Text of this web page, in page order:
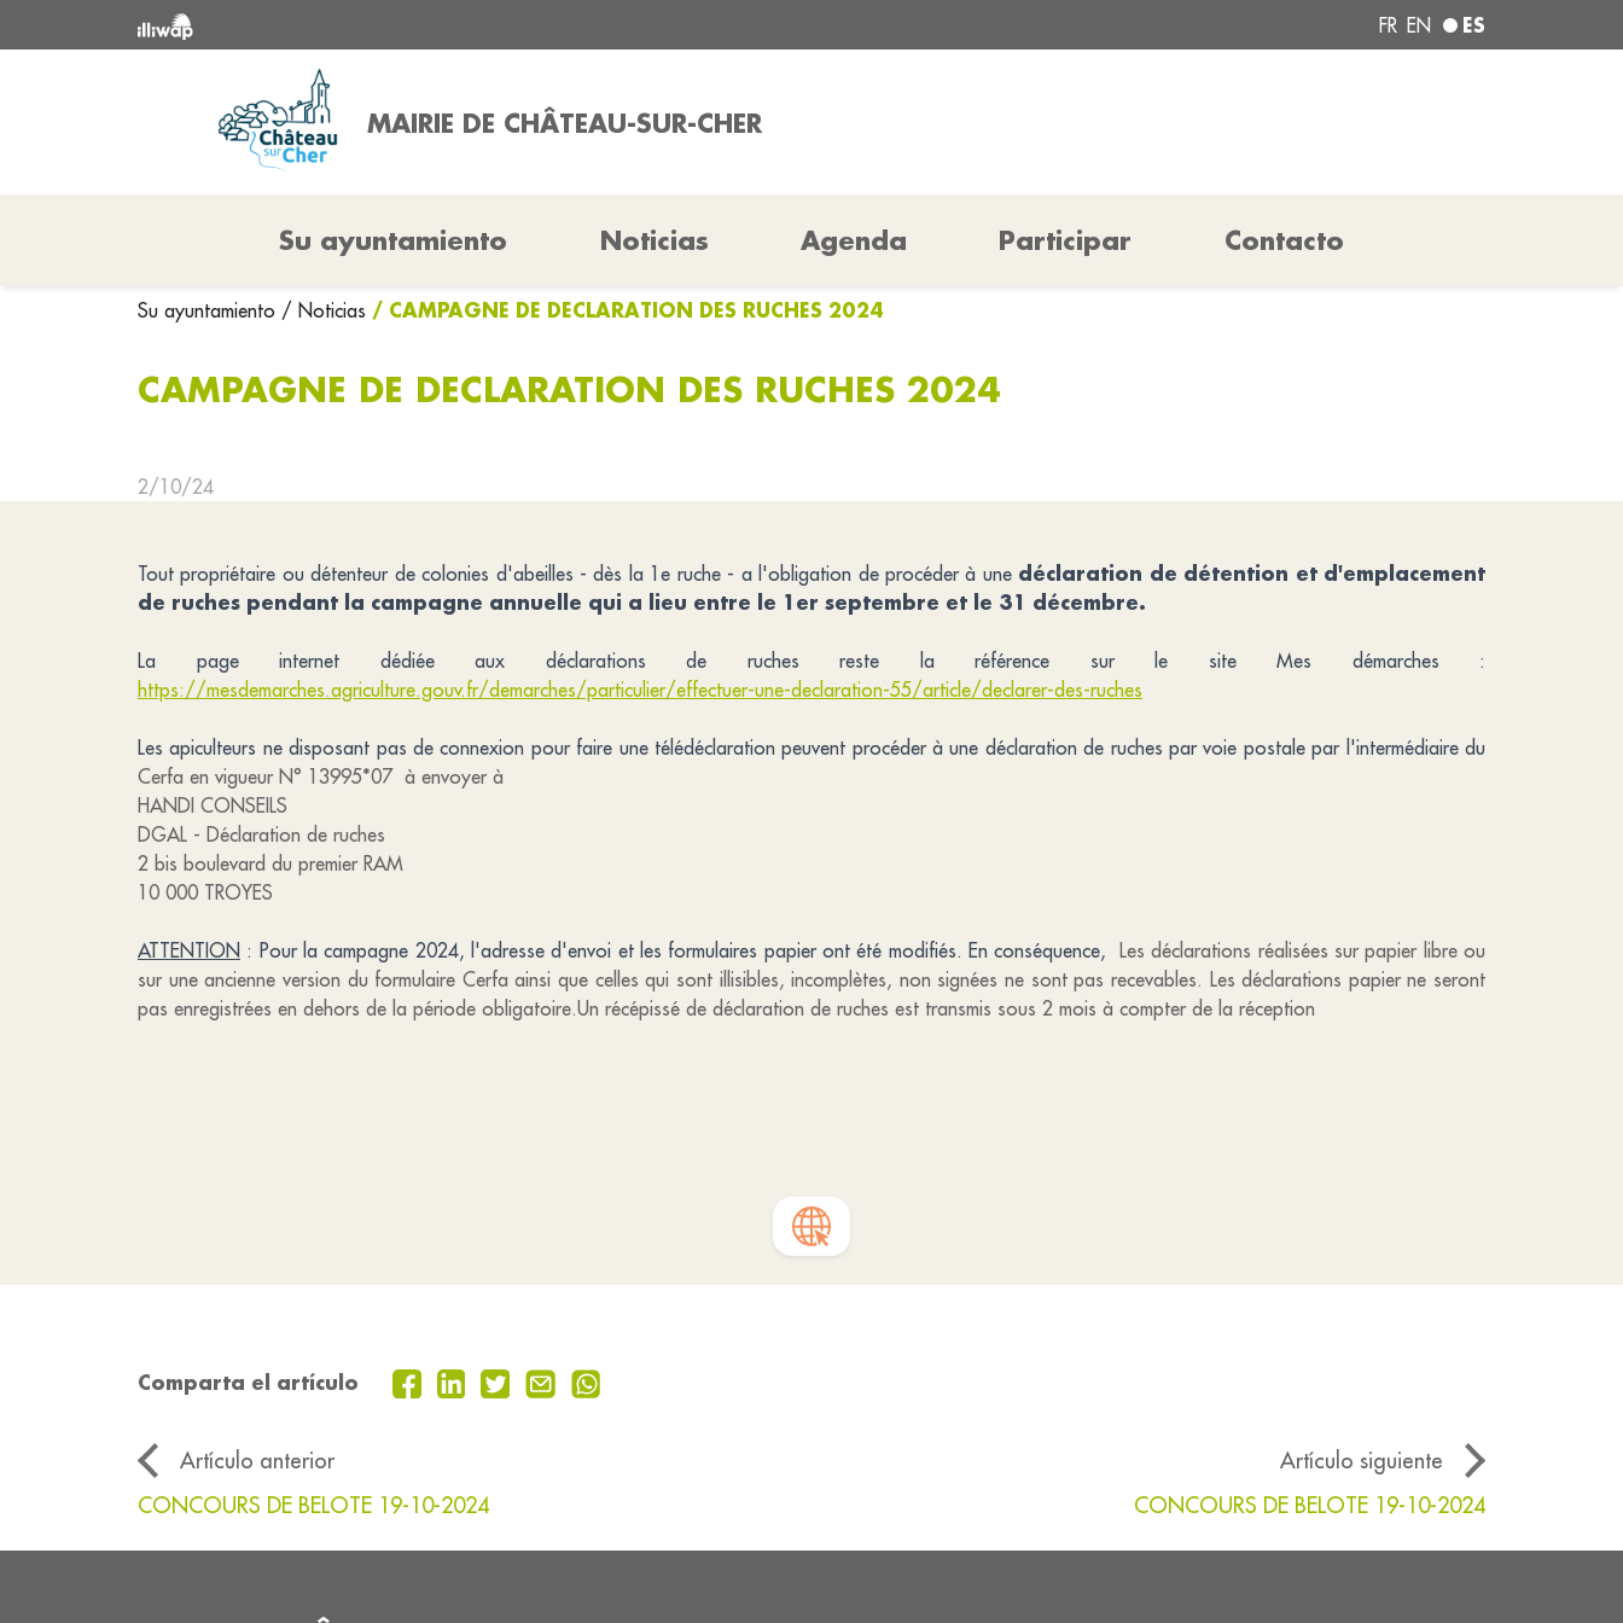
FR EN ES
MAIRIE DE CHÂTEAU-SUR-CHER
Su ayuntamiento Noticias Agenda Participar Contacto
Su ayuntamiento / Noticias / CAMPAGNE DE DECLARATION DES RUCHES 2024
CAMPAGNE DE DECLARATION DES RUCHES 2024
2/10/24
Tout propriétaire ou détenteur de colonies d'abeilles - dès la 1e ruche - a l'obligation de procéder à une déclaration de détention et d'emplacement
de ruches pendant la campagne annuelle qui a lieu entre le 1er septembre et le 31 décembre.
La page internet dédiée aux déclarations de ruches reste la référence sur le site Mes démarches :
https://mesdemarches.agriculture.gouv.fr/demarches/particulier/effectuer-une-declaration-55/article/declarer-des-ruches
Les apiculteurs ne disposant pas de connexion pour faire une télédéclaration peuvent procéder à une déclaration de ruches par voie postale par l'intermédiaire du
Cerfa en vigueur N° 13995*07 à envoyer à
HANDI CONSEILS
DGAL - Déclaration de ruches
2 bis boulevard du premier RAM
10 000 TROYES
ATTENTION : Pour la campagne 2024, l'adresse d'envoi et les formulaires papier ont été modifiés. En conséquence,
Les déclarations réalisées sur papier libre ou
sur une ancienne version du formulaire Cerfa ainsi que celles qui sont illisibles, incomplètes, non signées ne sont pas recevables. Les déclarations papier ne seront
pas enregistrées en dehors de la période obligatoire.Un récépissé de déclaration de ruches est transmis sous 2 mois à compter de la réception
Comparta el artículo
Artículo anterior
Artículo siguiente
CONCOURS DE BELOTE 19-10-2024
CONCOURS DE BELOTE 19-10-2024